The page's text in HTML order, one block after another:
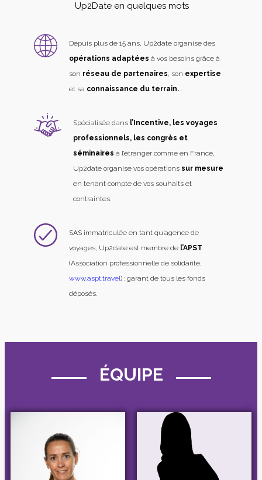
Up2Date en quelques mots
Depuis plus de 15 ans, Up2date organise des
opérations adaptées à vos besoins grâce à
son réseau de partenaires, son expertise
et sa connaissance du terrain.
Spécialisée dans l’Incentive, les voyages
professionnels, les congrès et
séminaires à l’étranger comme en France,
Up2date organise vos opérations sur mesure
en tenant compte de vos souhaits et
contraintes.
SAS immatriculée en tant qu’agence de
voyages, Up2date est membre de l’APST
(Association professionnelle de solidarité,
www.aspt.travel) : garant de tous les fonds
déposés.
ÉQUIPE